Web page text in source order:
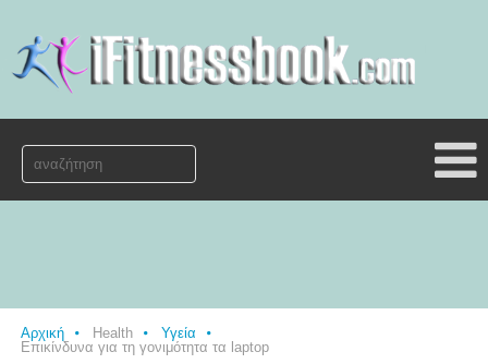
Αρχική Health
Υγεία
Επικίνδυνα για τη γονιμότητα τα laptop